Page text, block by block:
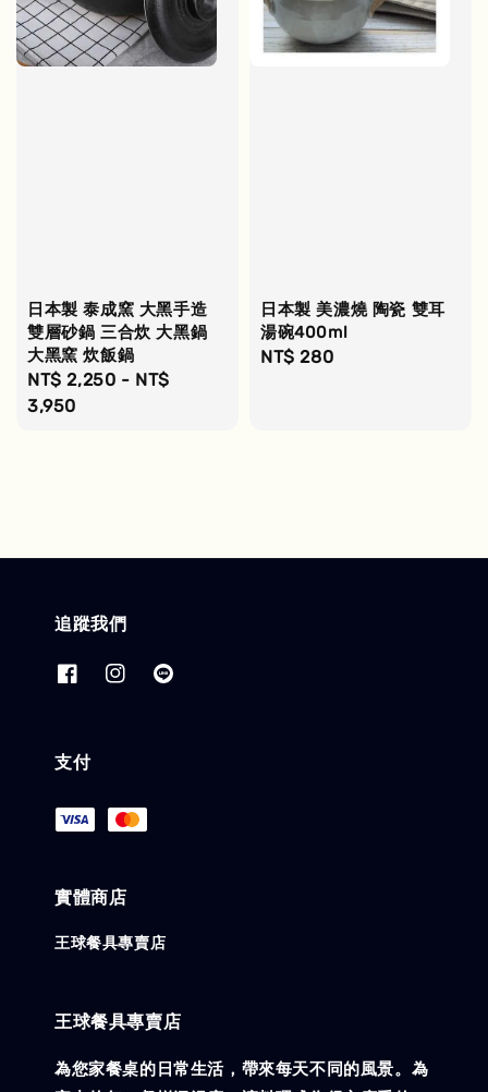
日本製 泰成窯 大黑手造
雙層砂鍋 三合炊 大黑鍋
大黑窯 炊飯鍋
Regular
price
NT$ 2,250 - NT$
3,950
日本製 美濃燒 陶瓷 雙耳
湯碗400ml
Regular
NT$ 280
追蹤我們
支付
實體商店
王球餐具專賣店
王球餐具專賣店
為您家餐桌的日常生活，帶來每天不同的風景。為